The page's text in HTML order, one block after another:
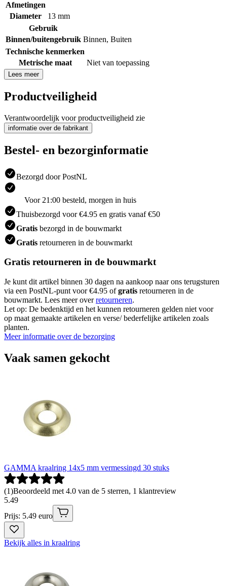
Afmetingen
Diameter
13 mm
Gebruik
Binnen/buitengebruik Binnen, Buiten
Technische kenmerken
Metrische maat
Niet van toepassing
Lees meer
Productveiligheid
Verantwoordelijk voor productveiligheid zie
informatie over de fabrikant
Bestel- en bezorginformatie
Bezorgd door PostNL
Voor 21:00 besteld, morgen in huis
Thuisbezorgd voor €4.95 en gratis vanaf €50
Gratis bezorgd in de bouwmarkt
Gratis retourneren in de bouwmarkt
Gratis retourneren in de bouwmarkt
Je kunt dit artikel binnen 30 dagen na aankoop naar ons terugsturen
via een PostNL-punt voor €4.95 ofgratis retourneren in de
bouwmarkt. Lees meer overretourneren.
Let op: De bedenktijd en het kunnen retourneren gelden niet voor
op maat gemaakte artikelen en verse/ bederfelijke artikelen zoals
planten.
Meer informatie over de bezorging
Vaak samen gekocht
GAMMA kraalring 14x5 mm vermessingd 30 stuks
(1)Beoordeeld met 4.0 van de 5 sterren, 1 klantreview
5.49
Prijs: 5.49 euro
Bekijk alles in kraalring